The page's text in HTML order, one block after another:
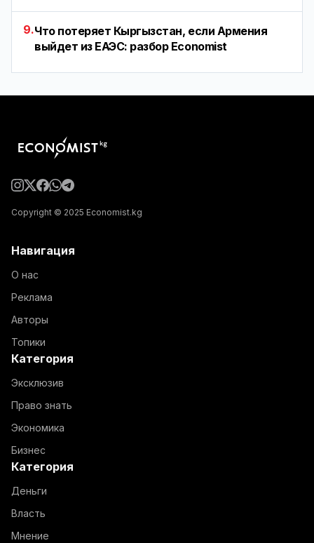
9.Что потеряет Кыргызстан, если Армения
выйдет из ЕАЭС: разбор Economist
Copyright © 2025 Economist.kg
Навигация
О нас
Реклама
Авторы
Топики
Категория
Эксклюзив
Право знать
Экономика
Бизнес
Категория
Деньги
Власть
Мнение